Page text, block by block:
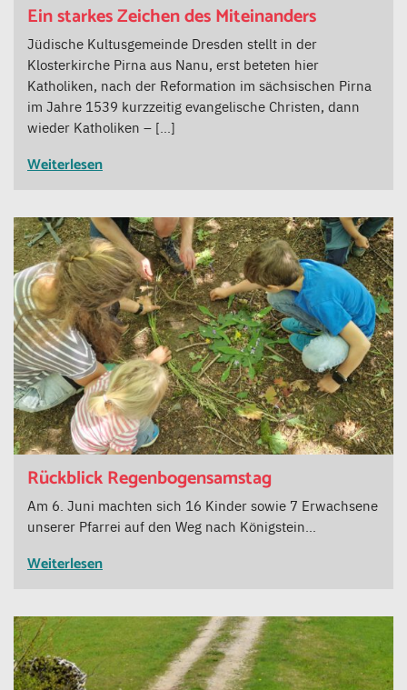
Ein starkes Zeichen des Miteinanders
Jüdische Kultusgemeinde Dresden stellt in der
Klosterkirche Pirna aus Nanu, erst beteten hier
Katholiken, nach der Reformation im sächsischen Pirna
im Jahre 1539 kurzzeitig evangelische Christen, dann
wieder Katholiken – […]
Weiterlesen
Rückblick Regenbogensamstag
Am 6. Juni machten sich 16 Kinder sowie 7 Erwachsene
unserer Pfarrei auf den Weg nach Königstein…
Weiterlesen